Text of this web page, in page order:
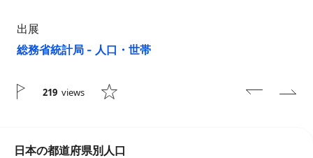
出展
総務省統計局 - 人口・世帯
219 views
日本の都道府県別人口